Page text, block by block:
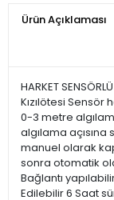
Ürün Açıklaması
HARKET
Kızılötesi Sensör
0-3 metre
algılama açısına
manuel olarak
sonra otomatik
Bağlantı
Edilebilir 6 Saat